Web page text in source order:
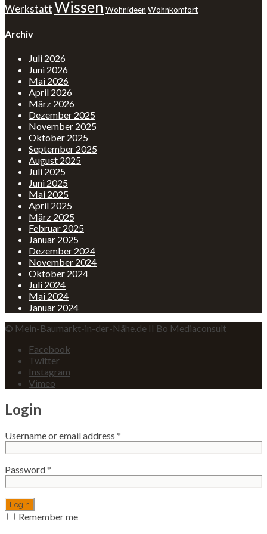
WerkstattWissen Wohnideen Wohnkomfort
Archiv
Juli 2026
Juni 2026
Mai 2026
April 2026
März 2026
Dezember 2025
November 2025
Oktober 2025
September 2025
August 2025
Juli 2025
Juni 2025
Mai 2025
April 2025
März 2025
Februar 2025
Januar 2025
Dezember 2024
November 2024
Oktober 2024
Juli 2024
Mai 2024
Januar 2024
© Mein-Baumarkt-in-der-Nähe.de II Bo Mediaconsult
Facebook
Twitter
Instagram
Vimeo
Login
Username or email address *
Password*
Remember me